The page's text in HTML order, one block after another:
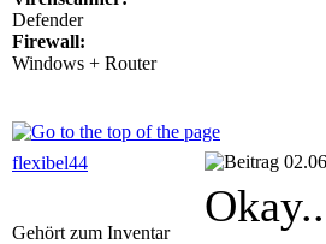
Defender
Firewall:
Windows + Router
flexibel44
Gehört zum Inventar